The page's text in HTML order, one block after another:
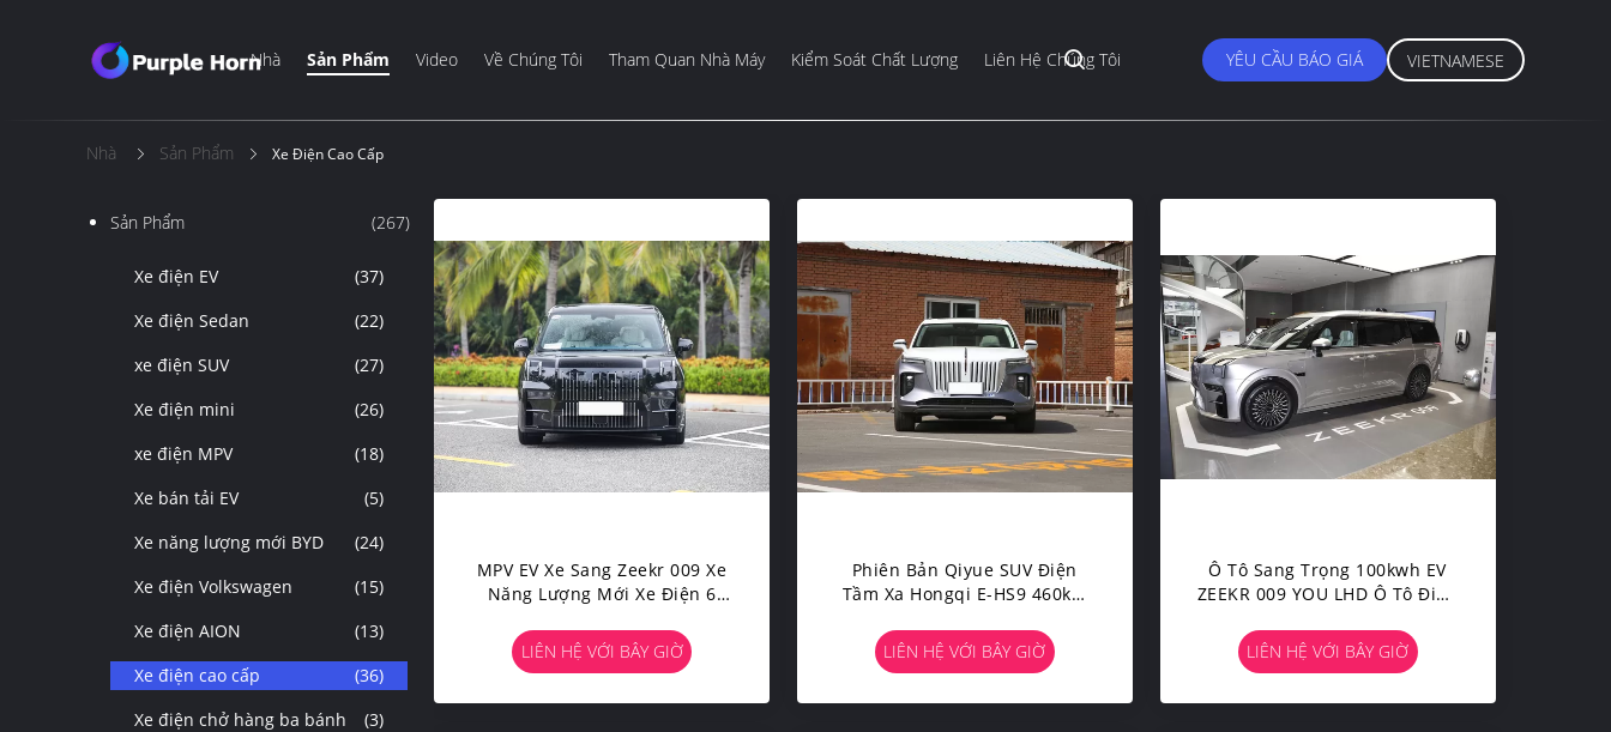
Nhà Sản Phẩm Video Về Chúng Tôi Tham Quan Nhà Máy Kiểm Soát Chất Lượng Liên Hệ Chúng Tôi YÊU CẦU BÁO GIÁ VIETNAMESE
Nhà Sản Phẩm Xe Điện Cao Cấp
Sản Phẩm (267)
Xe điện EV
(37)
Xe điện Sedan
(22)
xe điện SUV
(27)
Xe điện mini
(26)
xe điện MPV
(18)
Xe bán tải EV
(5)
Xe năng lượng mới BYD
(24)
Xe điện Volkswagen
(15)
Xe điện AION
(13)
Xe điện cao cấp
(36)
Xe điện chở hàng ba bánh
(3)
MPV EV Xe Sang Zeekr 009 Xe
Năng Lượng Mới Xe Điện 6
LIÊN HỆ VỚI BÂY GIỜ
Phiên Bản Qiyue SUV Điện
Tầm Xa Hongqi E-HS9 460km
LIÊN HỆ VỚI BÂY GIỜ
Ô Tô Sang Trọng 100kwh EV
ZEEKR 009 YOU LHD Ô Tô Điện
LIÊN HỆ VỚI BÂY GIỜ